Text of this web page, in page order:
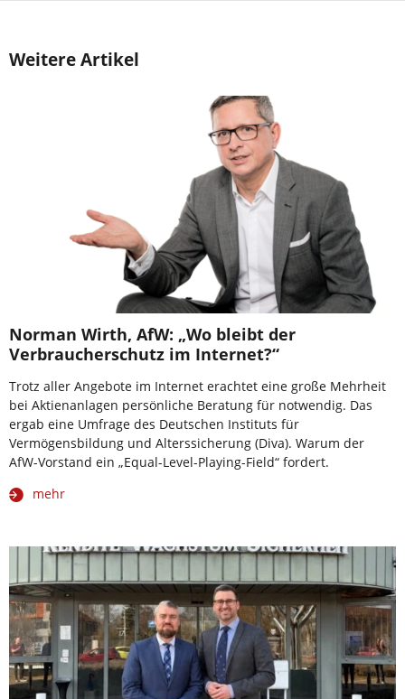
Weitere Artikel
Norman Wirth, AfW: „Wo bleibt der
Verbraucherschutz im Internet?“
Trotz aller Angebote im Internet erachtet eine große Mehrheit
bei Aktienanlagen persönliche Beratung für notwendig. Das
ergab eine Umfrage des Deutschen Instituts für
Vermögensbildung und Alterssicherung (Diva). Warum der
AfW-Vorstand ein „Equal-Level-Playing-Field“ fordert.
mehr